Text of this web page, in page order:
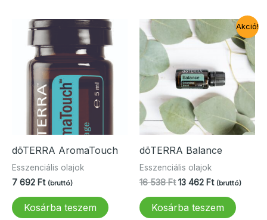
dōTERRA AromaTouch
Esszenciális olajok
7 692 Ft (bruttó)
Kosárba teszem
Akció!
dōTERRA Balance
Esszenciális olajok
16 538Ft Original
was:
16
13 462 FtCurrent
13
(bruttó)
Kosárba teszem